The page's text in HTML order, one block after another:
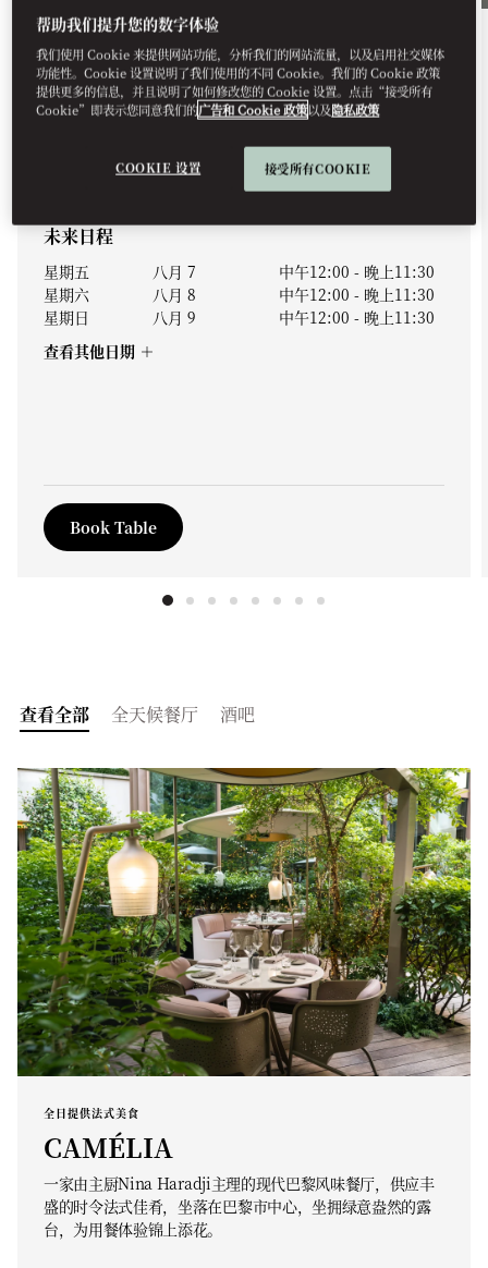
餐饮美食
KILIAN PARIS COCKTAILS
Bar 8 unveils an exclusive collaboration with Kilian
Paris, where the artistry o...
未来日程
星期五 八月 7 中午12:00 - 晚上11:30
星期六
八月 8 中午12:00 - 晚上11:30
星期日
八月 9 中午12:00 - 晚上11:30
查看其他日期
Book Table
查看全部 全天候餐厅 酒吧
全日提供法式美食
CAMÉLIA
一家由主厨Nina Haradji主理的现代巴黎风味餐厅，供应丰
盛的时令法式佳肴，坐落在巴黎市中心，坐拥绿意盎然的露
台，为用餐体验锦上添花。
帮助我们提升您的数字体验
我们使用 Cookie 来提供网站功能，分析我们的网站流量，以及启用社交媒体
功能性。Cookie 设置说明了我们使用的不同 Cookie。我们的 Cookie 政策
提供更多的信息，并且说明了如何修改您的 Cookie 设置。点击“接受所有
Cookie”即表示您同意我们的广告和 Cookie 政策以及隐私政策
COOKIE 设置 接受所有COOKIE